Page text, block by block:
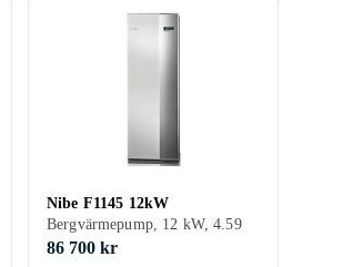
Nibe F1145 12kW
Bergvärmepump, 12 kW, 4.59
86 700 kr